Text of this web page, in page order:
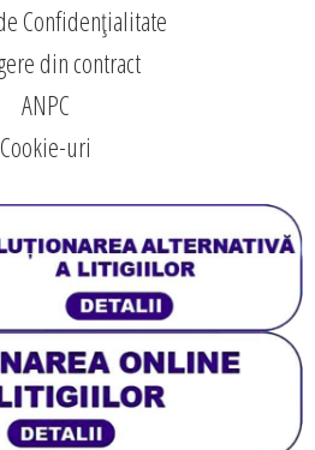
Confidențialitate
din contract
ANPC
Cookie-uri